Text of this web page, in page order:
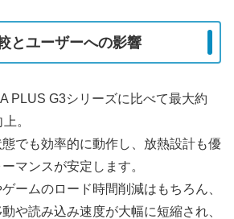
とユーザーへの影響
PLUS G3シリーズに比べて最大約
。
でも効率的に動作し、放熱設計も優
マンスが安定します。
ームのロード時間削減はもちろん、
や読み込み速度が大幅に短縮され、